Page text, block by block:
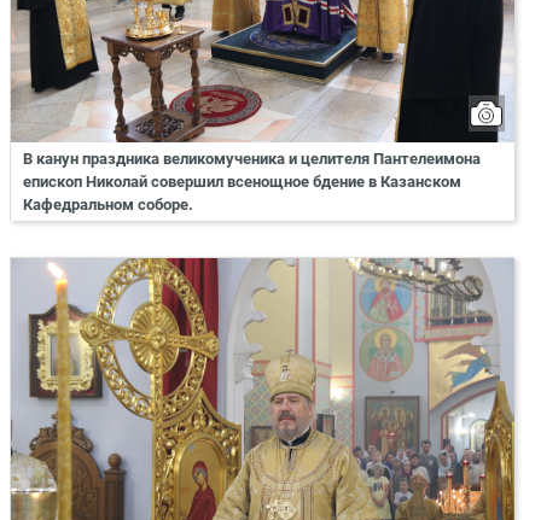
В канун праздника великомученика и целителя Пантелеимона
епископ Николай совершил всенощное бдение в Казанском
Кафедральном соборе.